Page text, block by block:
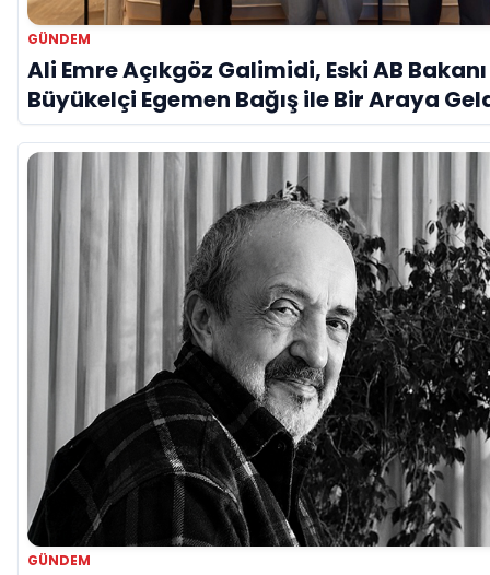
GÜNDEM
Ali Emre Açıkgöz Galimidi, Eski AB
Büyükelçi Egemen Bağış ile Bir Araya
GÜNDEM